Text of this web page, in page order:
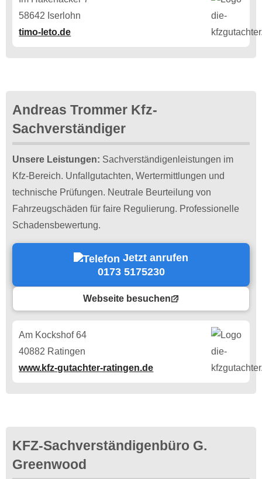
58642 Iserlohn
timo-leto.de
Andreas Trommer Kfz-
Sachverständiger
Unsere Leistungen: Sachverständigenleistungen im
Kfz-Bereich. Unfallgutachten, Wertermittlungen und
technische Prüfungen. Neutrale Beurteilung von
Fahrzeugschäden für faire Regulierung. Professionelle
Schadensbewertung.
Jetzt anrufen
0173 5175230
Webseite besuchen
Am Kockshof 64
40882 Ratingen
www.kfz-gutachter-ratingen.de
KFZ-Sachverständigenbüro G.
Greenwood